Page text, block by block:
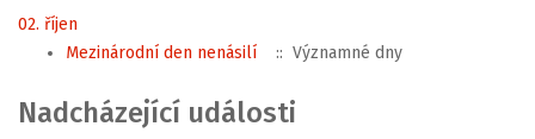
02. říjen
Mezinárodní den nenásilí
:: Významné dny
Nadcházející události